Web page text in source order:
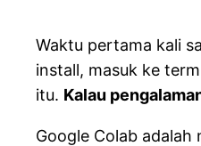
Waktu pertama kali
install, masuk ke
itu. Kalau
Google Colab